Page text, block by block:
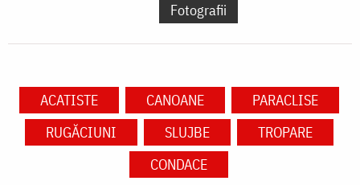
Fotografii
ACATISTE CANOANE
PARACLISE
RUGĂCIUNI
SLUJBE
TROPARE
CONDACE